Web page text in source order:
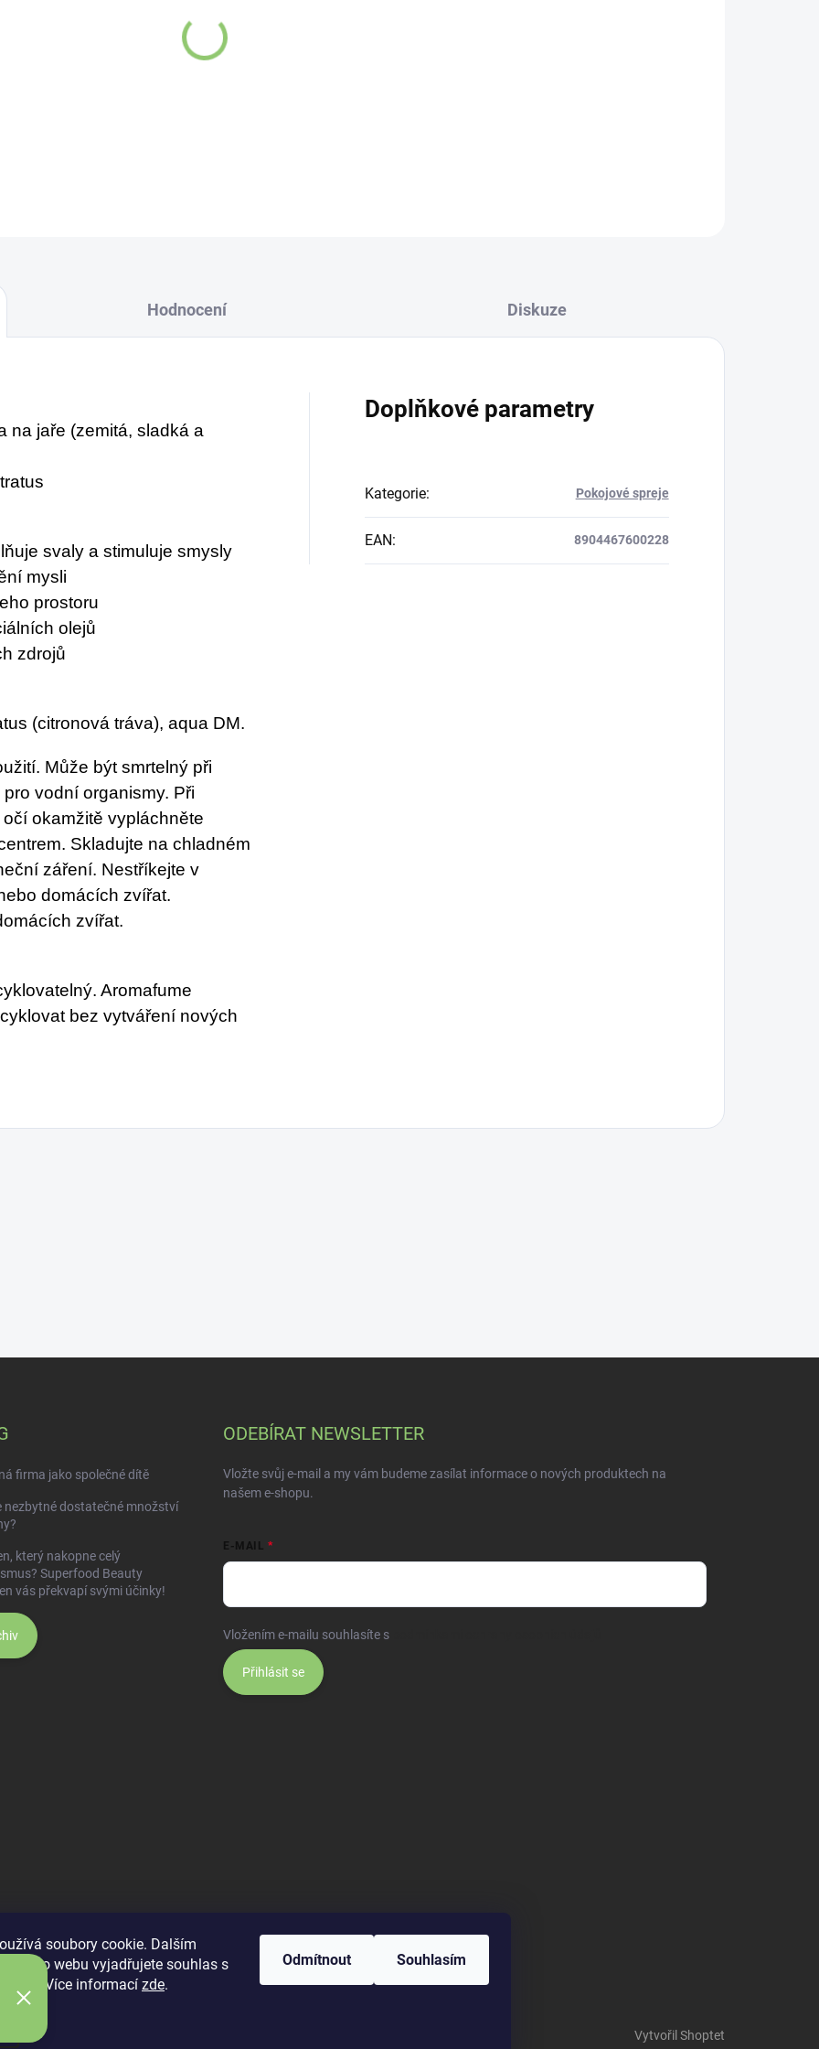
soubory cookie. Dalším
tohoto webu vyjadřujete souhlas s
Více informací zde.
Odmítnout Souhlasím
uvolnili a připravili se na klidný noční spánek. Při vdechování
Hodnocení Diskuze
na jaře (zemitá, sladká a
svaly a stimuluje smysly
mysli
prostoru
olejů
zdrojů
(citronová tráva), aqua DM.
Může být smrtelný při
vodní organismy. Při
okamžitě vypláchněte
Skladujte na chladném
záření. Nestříkejte v
domácích zvířat.
zvířat.
Aromafume
bez vytváření nových
Doplňkové parametry
Kategorie: Pokojové spreje
EAN: 8904467600228
firma jako společné dítě
nezbytné dostatečné množství
který nakopne celý
Superfood Beauty
vás překvapí svými účinky!
ODEBÍRAT NEWSLETTER
Vložte svůj e-mail a my vám budeme zasílat informace o nových produktech na
našem e-shopu.
E-MAIL
Vložením e-mailu souhlasíte s
Přihlásit se
Maloobchodní e-shop
Vytvořil Shoptet
a BIO potraviny od Altevita